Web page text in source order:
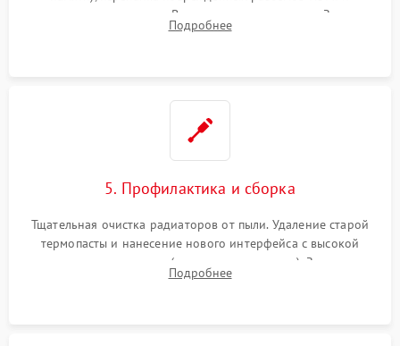
контроллеров питания. Восстановление дорожек. Замена
неисправного жесткого диска, SSD или лазерной головки
Подробнее
5. Профилактика и сборка
Тщательная очистка радиаторов от пыли. Удаление старой
термопасты и нанесение нового интерфейса с высокой
теплопроводностью (или жидкого металла). Замена
термопрокладок. Аккуратная сборка консоли и подключение
Подробнее